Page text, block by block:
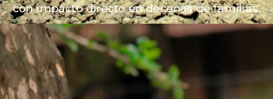
con impacto directo en decenas de familias.